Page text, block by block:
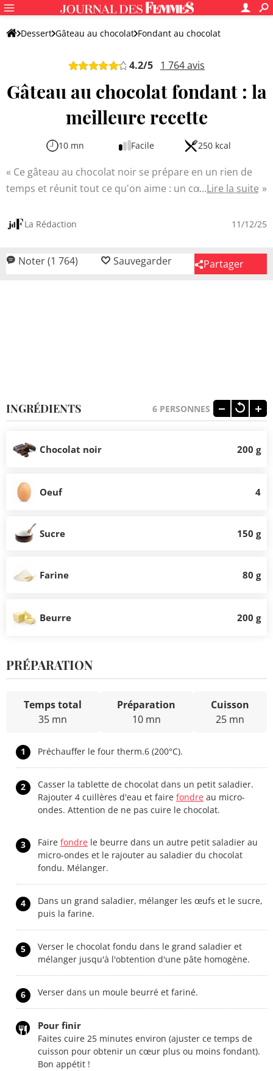
Dessert Gâteau au chocolat Fondant au chocolat
4.2/5 1 764avis
Gâteau au chocolat fondant : la
meilleure recette
10 mn Facile 250 kcal
Ce gâteau au chocolat noir se prépare en un rien de
temps et réunit tout ce qu'on aime : un cœur moelleux
Parfait pour un goûter en famille, un dessert après le
d'ajuster le temps de cuisson selon la texture souhaitée,
et le tour est joué.
Lire la suite
La Rédaction 11/12/25
Noter (1 764) Sauvegarder Partager
INGRÉDIENTS 6 PERSONNES
Chocolat noir 200 g
Oeuf 4
Sucre 150 g
Farine 80 g
Beurre 200 g
PRÉPARATION
Temps total
35 mn
Préparation
10 mn
Cuisson
25 mn
1 Préchauffer le four therm.6 (200°C).
2
Casser la tablette de chocolat dans un petit saladier.
Rajouter 4 cuillères d'eau et faire fondre au micro-
ondes. Attention de ne pas cuire le chocolat.
3 Faire fondre le beurre dans un autre petit saladier au
micro-ondes et le rajouter au saladier du chocolat
fondu. Mélanger.
4
Dans un grand saladier, mélanger les œufs et le sucre,
puis la farine.
5
Verser le chocolat fondu dans le grand saladier et
mélanger jusqu'à l'obtention d'une pâte homogène.
6 Verser dans un moule beurré et fariné.
Pour finir
Faites cuire 25 minutes environ (ajuster ce temps de
cuisson pour obtenir un cœur plus ou moins fondant).
Bon appétit !